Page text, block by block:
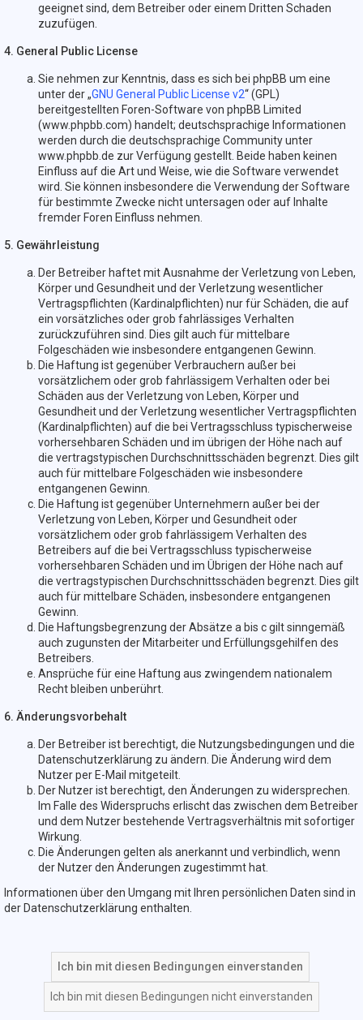
geeignet sind, dem Betreiber oder einem Dritten Schaden
zuzufügen.
4. General Public License
Sie nehmen zur Kenntnis, dass es sich bei phpBB um eine
unter der „GNU General Public License v2“ (GPL)
bereitgestellten Foren-Software von phpBB Limited
(www.phpbb.com) handelt; deutschsprachige Informationen
werden durch die deutschsprachige Community unter
www.phpbb.de zur Verfügung gestellt. Beide haben keinen
Einfluss auf die Art und Weise, wie die Software verwendet
wird. Sie können insbesondere die Verwendung der Software
für bestimmte Zwecke nicht untersagen oder auf Inhalte
fremder Foren Einfluss nehmen.
5. Gewährleistung
Der Betreiber haftet mit Ausnahme der Verletzung von Leben,
Körper und Gesundheit und der Verletzung wesentlicher
Vertragspflichten (Kardinalpflichten) nur für Schäden, die auf
ein vorsätzliches oder grob fahrlässiges Verhalten
zurückzuführen sind. Dies gilt auch für mittelbare
Folgeschäden wie insbesondere entgangenen Gewinn.
Die Haftung ist gegenüber Verbrauchern außer bei
vorsätzlichem oder grob fahrlässigem Verhalten oder bei
Schäden aus der Verletzung von Leben, Körper und
Gesundheit und der Verletzung wesentlicher Vertragspflichten
(Kardinalpflichten) auf die bei Vertragsschluss typischerweise
vorhersehbaren Schäden und im übrigen der Höhe nach auf
die vertragstypischen Durchschnittsschäden begrenzt. Dies gilt
auch für mittelbare Folgeschäden wie insbesondere
entgangenen Gewinn.
Die Haftung ist gegenüber Unternehmern außer bei der
Verletzung von Leben, Körper und Gesundheit oder
vorsätzlichem oder grob fahrlässigem Verhalten des
Betreibers auf die bei Vertragsschluss typischerweise
vorhersehbaren Schäden und im Übrigen der Höhe nach auf
die vertragstypischen Durchschnittsschäden begrenzt. Dies gilt
auch für mittelbare Schäden, insbesondere entgangenen
Gewinn.
Die Haftungsbegrenzung der Absätze a bis c gilt sinngemäß
auch zugunsten der Mitarbeiter und Erfüllungsgehilfen des
Betreibers.
Ansprüche für eine Haftung aus zwingendem nationalem
Recht bleiben unberührt.
6. Änderungsvorbehalt
Der Betreiber ist berechtigt, die Nutzungsbedingungen und die
Datenschutzerklärung zu ändern. Die Änderung wird dem
Nutzer per E-Mail mitgeteilt.
Der Nutzer ist berechtigt, den Änderungen zu widersprechen.
Im Falle des Widerspruchs erlischt das zwischen dem Betreiber
und dem Nutzer bestehende Vertragsverhältnis mit sofortiger
Wirkung.
Die Änderungen gelten als anerkannt und verbindlich, wenn
der Nutzer den Änderungen zugestimmt hat.
Informationen über den Umgang mit Ihren persönlichen Daten sind in
der Datenschutzerklärung enthalten.